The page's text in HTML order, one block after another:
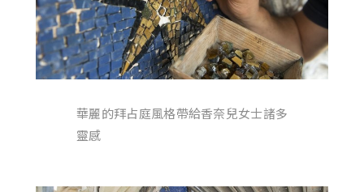
華麗的拜占庭風格帶給香奈兒女士諸多
靈感